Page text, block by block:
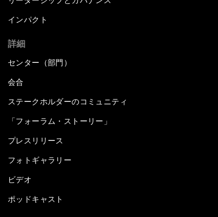
インパクト
詳細
センター（部門）
会合
ステークホルダーのコミュニティ
「フォーラム・ストーリー」
プレスリリース
フォトギャラリー
ビデオ
ポッドキャスト